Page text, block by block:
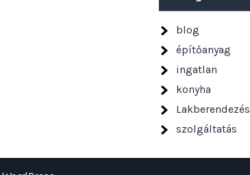
blog
építőanyag
ingatlan
konyha
Lakberendezés
szolgáltatás